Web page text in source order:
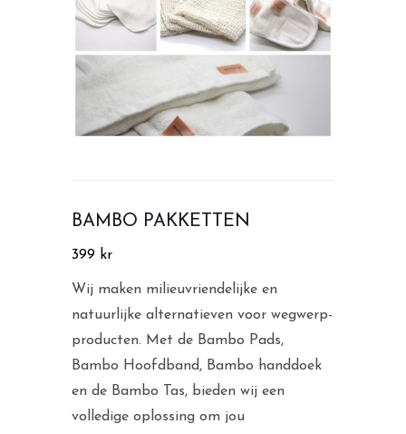
BAMBO PAKKETTEN
399 kr
Wij maken milieuvriendelijke en
natuurlijke alternatieven voor wegwerp-
producten. Met de Bambo Pads,
Bambo Hoofdband, Bambo handdoek
en de Bambo Tas, bieden wij een
volledige oplossing om jou